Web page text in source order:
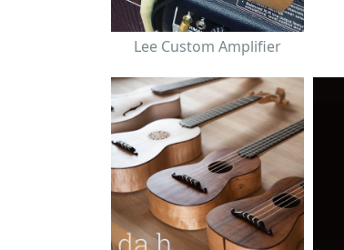
Lee Custom Amplifier